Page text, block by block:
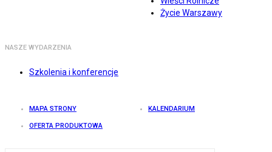
Życie Warszawy
NASZE WYDARZENIA
Szkolenia i konferencje
MAPA STRONY KALENDARIUM
OFERTA PRODUKTOWA